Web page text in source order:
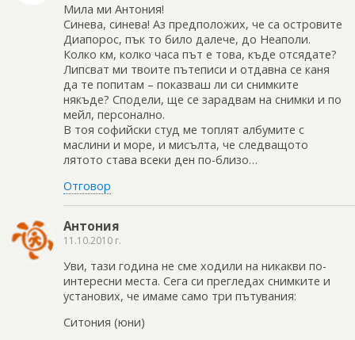
Мила ми Антония!
Синева, синева! Аз предположих, че са островите
Диапорос, пък то било далече, до Неаполи.
Колко км, колко часа път е това, къде отсядате?
Липсват ми твоите пътеписи и отдавна се каня
да те попитам – показваш ли си снимките
някъде? Сподели, ще се зарадвам на снимки и по
мейл, персонално.
В тоя софийски студ ме топлят албумите с
маслини и море, и мисълта, че следващото
лятото става всеки ден по-близо…
Отговор
Антония
11.10.2010 г.
Уви, тази година не сме ходили на никакви по-
интересни места. Сега си прегледах снимките и
установих, че имаме само три пътувания:
Ситония (юни)